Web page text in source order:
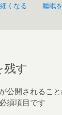
くなる
睡眠
残す
公開されること
須項目です